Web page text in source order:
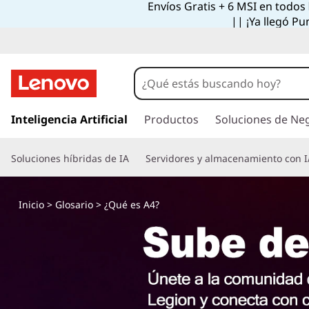
Envíos Gratis + 6 MSI en
|| ¡Ya llegó
r
c
o
Inteligencia Artificial Productos Soluciones de
Soluciones híbridas de IA Servidores y almacenamiento con
Inicio> Glosario> ¿Qué es A4?